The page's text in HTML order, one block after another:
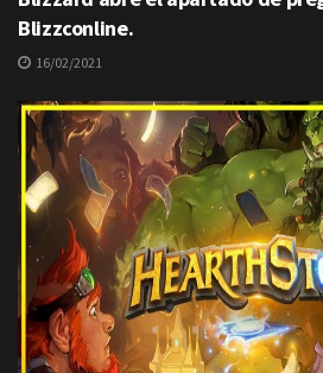
Blizzconline.
16/02/2021